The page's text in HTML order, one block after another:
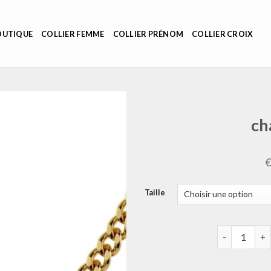
COLLIER FEMME COLLIER PRÉNOM COLLIER CROIX
Taille